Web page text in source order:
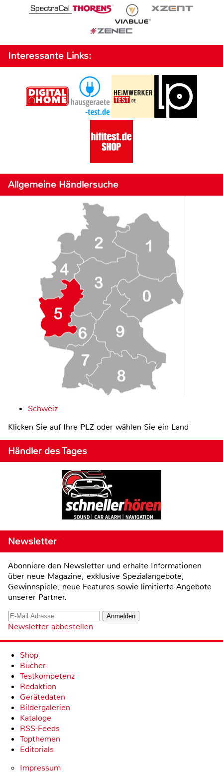
Interessante Links:
Allgemeine Händlersuche
Schweiz
Klicken Sie auf Ihre PLZ oder wählen Sie ein Land
Händler des Tages
Newsletter
Abonniere den Newsletter und erhalte Informationen
über neue Magazine, exklusive Spezialangebote,
Gewinnspiele, neue Features sowie limitierte Angebote
unserer Partner.
Newsletter abbestellen
Shop
Bücher
Testkompetenz
Redaktion
Gerätedaten
Bildergalerien
Kataloge
RSS-Feeds
Topthemen
Editorials
Impressum